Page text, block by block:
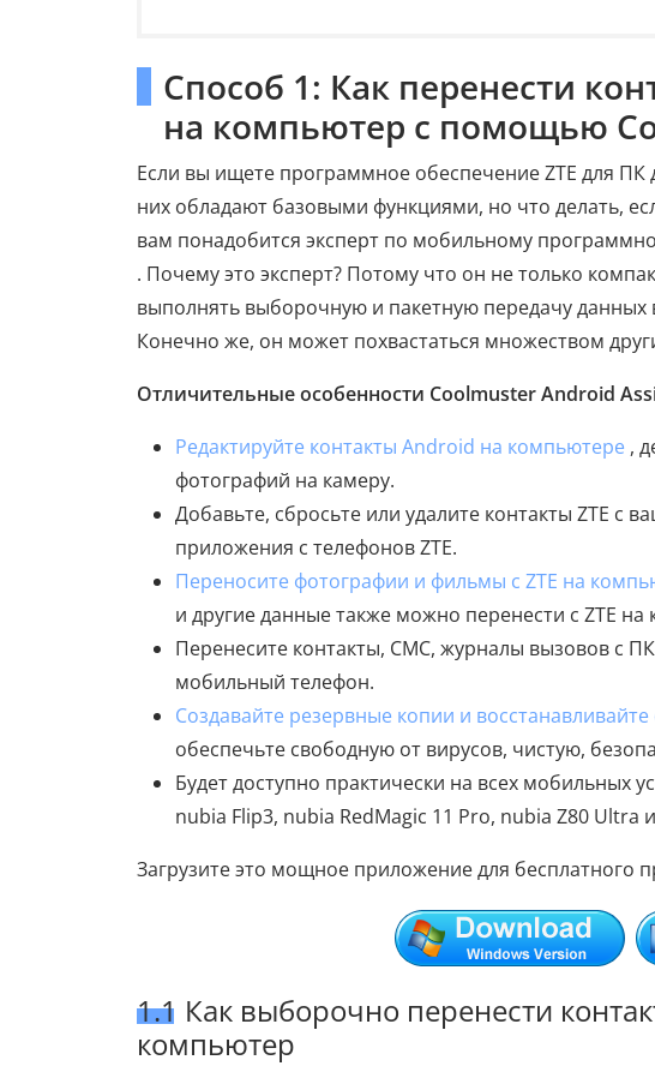
Способ 1: Как перенести
на компьютер с помощью
Если вы ищете программное обеспечение ZTE для
них обладают базовыми функциями, но что делать,
вам понадобится эксперт по мобильному
. Почему это эксперт? Потому что он не только
выполнять выборочную и пакетную передачу
Конечно же, он может похвастаться множеством
Отличительные особенности Coolmuster Android
Редактируйте контакты Android на компьютере ,
фотографий на камеру.
Добавьте, сбросьте или удалите контакты ZTE с
приложения с телефонов ZTE.
Переносите фотографии и фильмы с ZTE на
и другие данные также можно перенести с ZTE на
Перенесите контакты, СМС, журналы вызовов с
мобильный телефон.
Создавайте резервные копии и восстанавливайте
обеспечьте свободную от вирусов, чистую,
Будет доступно практически на всех мобильных
nubia Flip3, nubia RedMagic 11 Pro, nubia Z80 Ultra
Загрузите это мощное приложение для бесплатного
1.1 Как выборочно перенести
компьютер